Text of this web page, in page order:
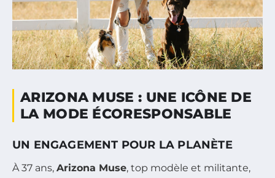
ARIZONA MUSE : UNE ICÔNE DE
LA MODE ÉCORESPONSABLE
UN ENGAGEMENT POUR LA PLANÈTE
À 37 ans, Arizona Muse, top modèle et militante,